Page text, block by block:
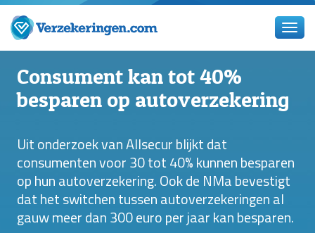
Consument kan tot 40%
besparen op autoverzekering
Uit onderzoek van Allsecur blijkt dat
consumenten voor 30 tot 40% kunnen besparen
op hun autoverzekering. Ook de NMa bevestigt
dat het switchen tussen autoverzekeringen al
gauw meer dan 300 euro per jaar kan besparen.